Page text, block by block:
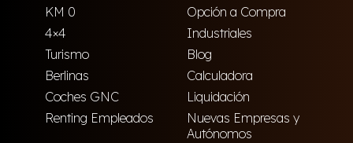
KM 0
Opción a Compra
4×4
Industriales
Turismo
Blog
Berlinas
Calculadora
Coches GNC
Liquidación
Renting Empleados
Nuevas Empresas y
Autónomos